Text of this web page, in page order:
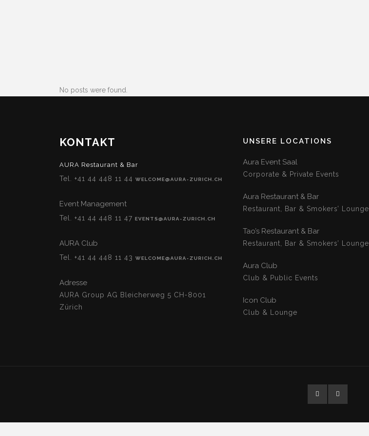
No posts were found.
KONTAKT
AURA Restaurant & Bar
Tel. +41 44 448 11 44 WELCOME@AURA-ZURICH.CH
Event Management
Tel. +41 44 448 11 47 EVENTS@AURA-ZURICH.CH
AURA Club
Tel. +41 44 448 11 43 WELCOME@AURA-ZURICH.CH
Adresse
AURA Group AG Bleicherweg 5 CH-8001
Zürich
UNSERE LOCATIONS
Aura Event Saal
Corporate & Private Events
Aura Restaurant & Bar
Restaurant, Bar & Smokers’ Lounge
Tao’s Restaurant & Bar
Restaurant, Bar & Smokers’ Lounge
Aura Club
Club & Public Events
Icon Club
Club & Lounge